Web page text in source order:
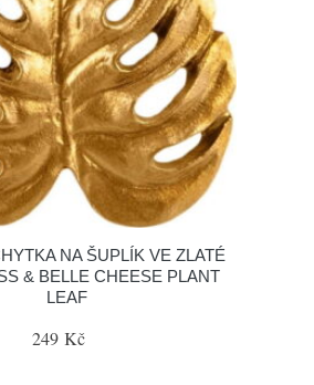
NA ŠUPLÍK VE ZLATÉ
& BELLE CHEESE PLANT
LEAF
249 Kč